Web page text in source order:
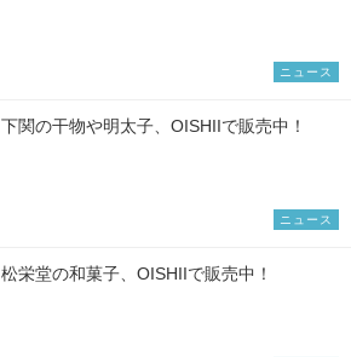
ニュース
下関の干物や明太子、OISHIIで販売中！
ニュース
松栄堂の和菓子、OISHIIで販売中！